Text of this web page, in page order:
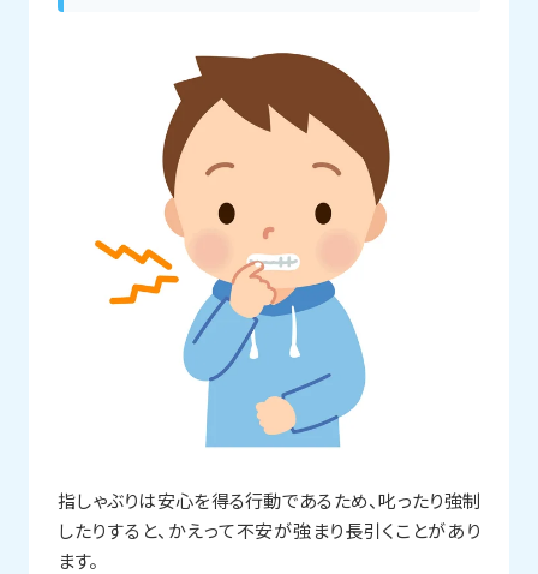
指しゃぶりは安心を得る行動であるため、叱ったり強制
したりすると、かえって不安が強まり長引くことがあり
ます。